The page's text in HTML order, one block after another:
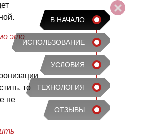
это
то
не
В НАЧАЛО
ИСПОЛЬЗОВАНИЕ
УСЛОВИЯ
ТЕХНОЛОГИЯ
ОТЗЫВЫ